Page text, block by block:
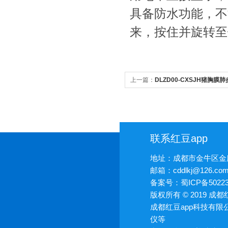
具备防水功能，
来，按住并旋转
上一篇： DLZD00-CXSJH猪胸膜肺
联系红豆app
地址：成都市金牛
邮箱：
备案号： 蜀ICP备
版权所有 © 2019 成都
成都红豆app科技有限
仪等